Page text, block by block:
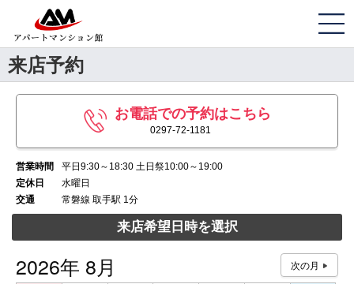
来店予約
お電話での予約はこちら
0297-72-1181
営業時間
平日9:30～18:30 土日祭10:00～19:00
定休日
水曜日
交通
常磐線 取手駅 1分
来店希望日時を選択
2026年 8月